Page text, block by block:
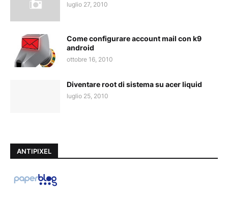
luglio 27, 2010
Come configurare account mail con k9
android
ottobre 16, 2010
Diventare root di sistema su acer liquid
luglio 25, 2010
ANTIPIXEL